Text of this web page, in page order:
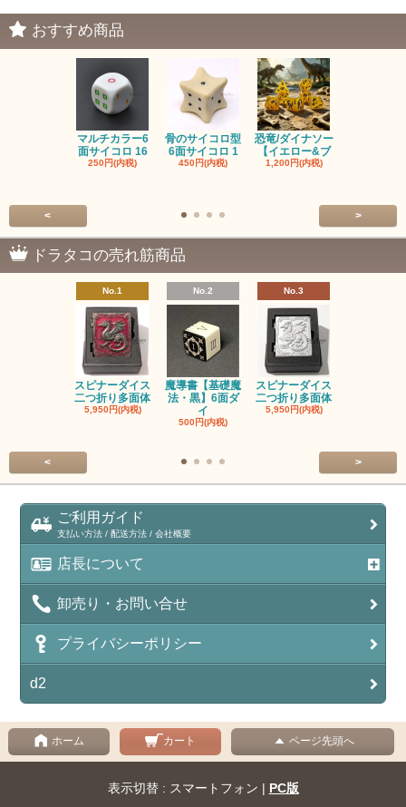
おすすめ商品
マルチカラー6
面サイコロ 16
250円(内税)
骨のサイコロ型
6面サイコロ 1
450円(内税)
恐竜/ダイナソー
【イエロー&ブ
1,200円(内税)
< >
ドラタコの売れ筋商品
No.1
スピナーダイス
二つ折り多面体
5,950円(内税)
No.2
魔導書【基礎魔
法・黒】6面ダ
イ
500円(内税)
No.3
スピナーダイス
二つ折り多面体
5,950円(内税)
< >
ご利用ガイド
支払い方法 / 配送方法 / 会社概要
店長について
卸売り・お問い合せ
プライバシーポリシー
d2
ホーム カート ページ先頭へ
表示切替 : スマートフォン | PC版